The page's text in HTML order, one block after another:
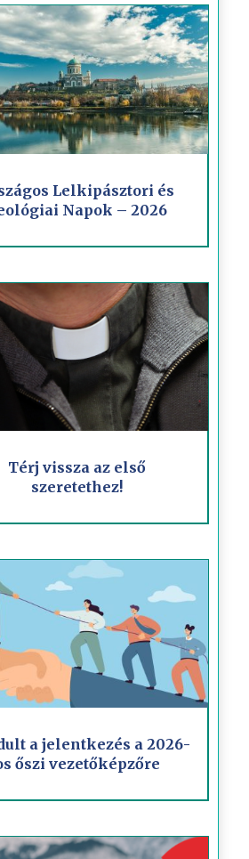
Lelkipásztori és
Napok – 2026
Térj vissza az első
szeretethez!
a jelentkezés a 2026-
őszi vezetőképzőre